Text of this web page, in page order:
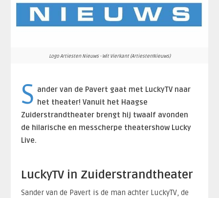
Logo Artiesten Nieuws - Wit Vierkant (ArtiestenNieuws)
S ander van de Pavert gaat met LuckyTV naar
het theater! Vanuit het Haagse
Zuiderstrandtheater brengt hij twaalf avonden
de hilarische en messcherpe theatershow Lucky
Live.
LuckyTV in Zuiderstrandtheater
Sander van de Pavert is de man achter LuckyTV, de